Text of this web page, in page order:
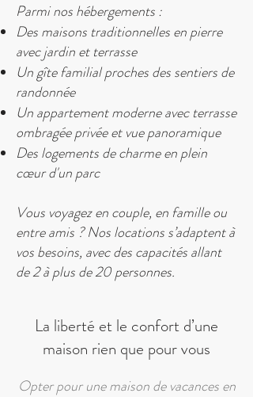
Parmi nos hébergements :
Des maisons traditionnelles en pierre
avec jardin et terrasse
Un gîte familial proches des sentiers de
randonnée
Un appartement moderne avec terrasse
ombragée privée et vue panoramique
Des logements de charme en plein
cœur d'un parc
Vous voyagez en couple, en famille ou
entre amis ? Nos locations s’adaptent à
vos besoins, avec des capacités allant
de 2 à plus de 20 personnes.
La liberté et le confort d’une
maison rien que pour vous
Opter pour une maison de vacances en